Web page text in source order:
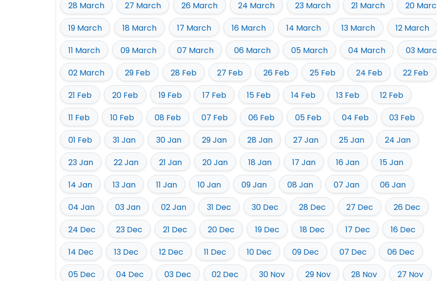
28 March 27 March 26 March 24 March 23 March 21 March
20
19 March
18 March 17 March 16 March 14 March 13 March
12 March
11 March
09 March 07 March 06 March 05 March 04 March
03
02 March
29 Feb 28 Feb 27 Feb 26 Feb 25 Feb 24 Feb
22 Feb
21 Feb
20 Feb 19 Feb 17 Feb 15 Feb 14 Feb 13 Feb
12 Feb
11 Feb
10 Feb 08 Feb 07 Feb 06 Feb 05 Feb 04 Feb
03 Feb
01 Feb
31 Jan 30 Jan 29 Jan 28 Jan 27 Jan 25 Jan
24 Jan
23 Jan
22 Jan 21 Jan 20 Jan 18 Jan 17 Jan 16 Jan
15 Jan
14 Jan
13 Jan 11 Jan 10 Jan 09 Jan 08 Jan 07 Jan
06 Jan
04 Jan
03 Jan 02 Jan 31 Dec 30 Dec 28 Dec 27 Dec
26 Dec
24 Dec
23 Dec 21 Dec 20 Dec 19 Dec 18 Dec 17 Dec
16 Dec
14 Dec
13 Dec 12 Dec 11 Dec 10 Dec 09 Dec 07 Dec
06 Dec
05 Dec
04 Dec 03 Dec 02 Dec 30 Nov 29 Nov 28 Nov
27 Nov